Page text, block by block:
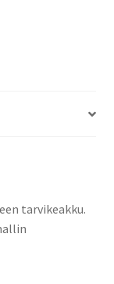
tarvikeakku.